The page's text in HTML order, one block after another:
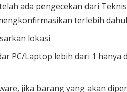
ada pengecekan dari
terlebih
lokasi
PC/Laptop lebih dari 1 hanya
jika barang yang akan